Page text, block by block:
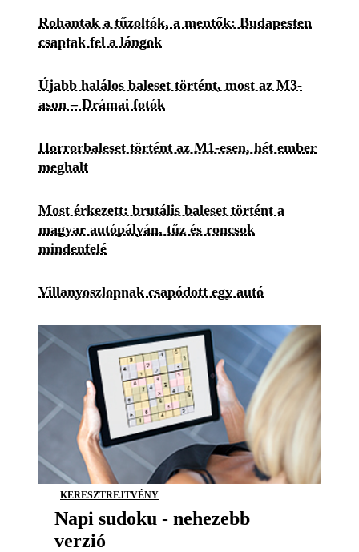
Rohantak a tűzoltók, a mentők: Budapesten
csaptak fel a lángok
Újabb halálos baleset történt, most az M3-
ason – Drámai fotók
Horrorbaleset történt az M1-esen, hét ember
meghalt
Most érkezett: brutális baleset történt a
magyar autópályán, tűz és roncsok
mindenfelé
Villanyoszlopnak csapódott egy autó
KERESZTREJTVÉNY
Napi sudoku - nehezebb
verzió